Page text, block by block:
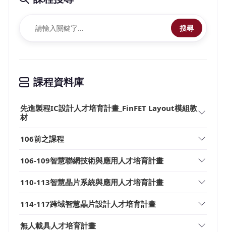
搜尋
課程資料庫
先進製程IC設計人才培育計畫_FinFET Layout模組教
材
106前之課程
106-109智慧聯網技術與應用人才培育計畫
110-113智慧晶片系統與應用人才培育計畫
114-117跨域智慧晶片設計人才培育計畫
無人載具人才培育計畫